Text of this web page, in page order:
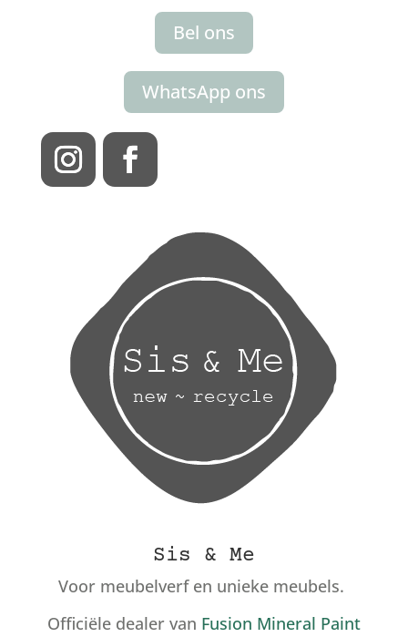
Bel ons
WhatsApp ons
Sis & Me
Voor meubelverf en unieke meubels.
Officiële dealer van Fusion Mineral Paint